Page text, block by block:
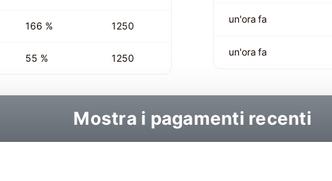
166 % 1250
55 % 1250
un'ora fa
un'ora fa
Mostra i pagamenti recenti